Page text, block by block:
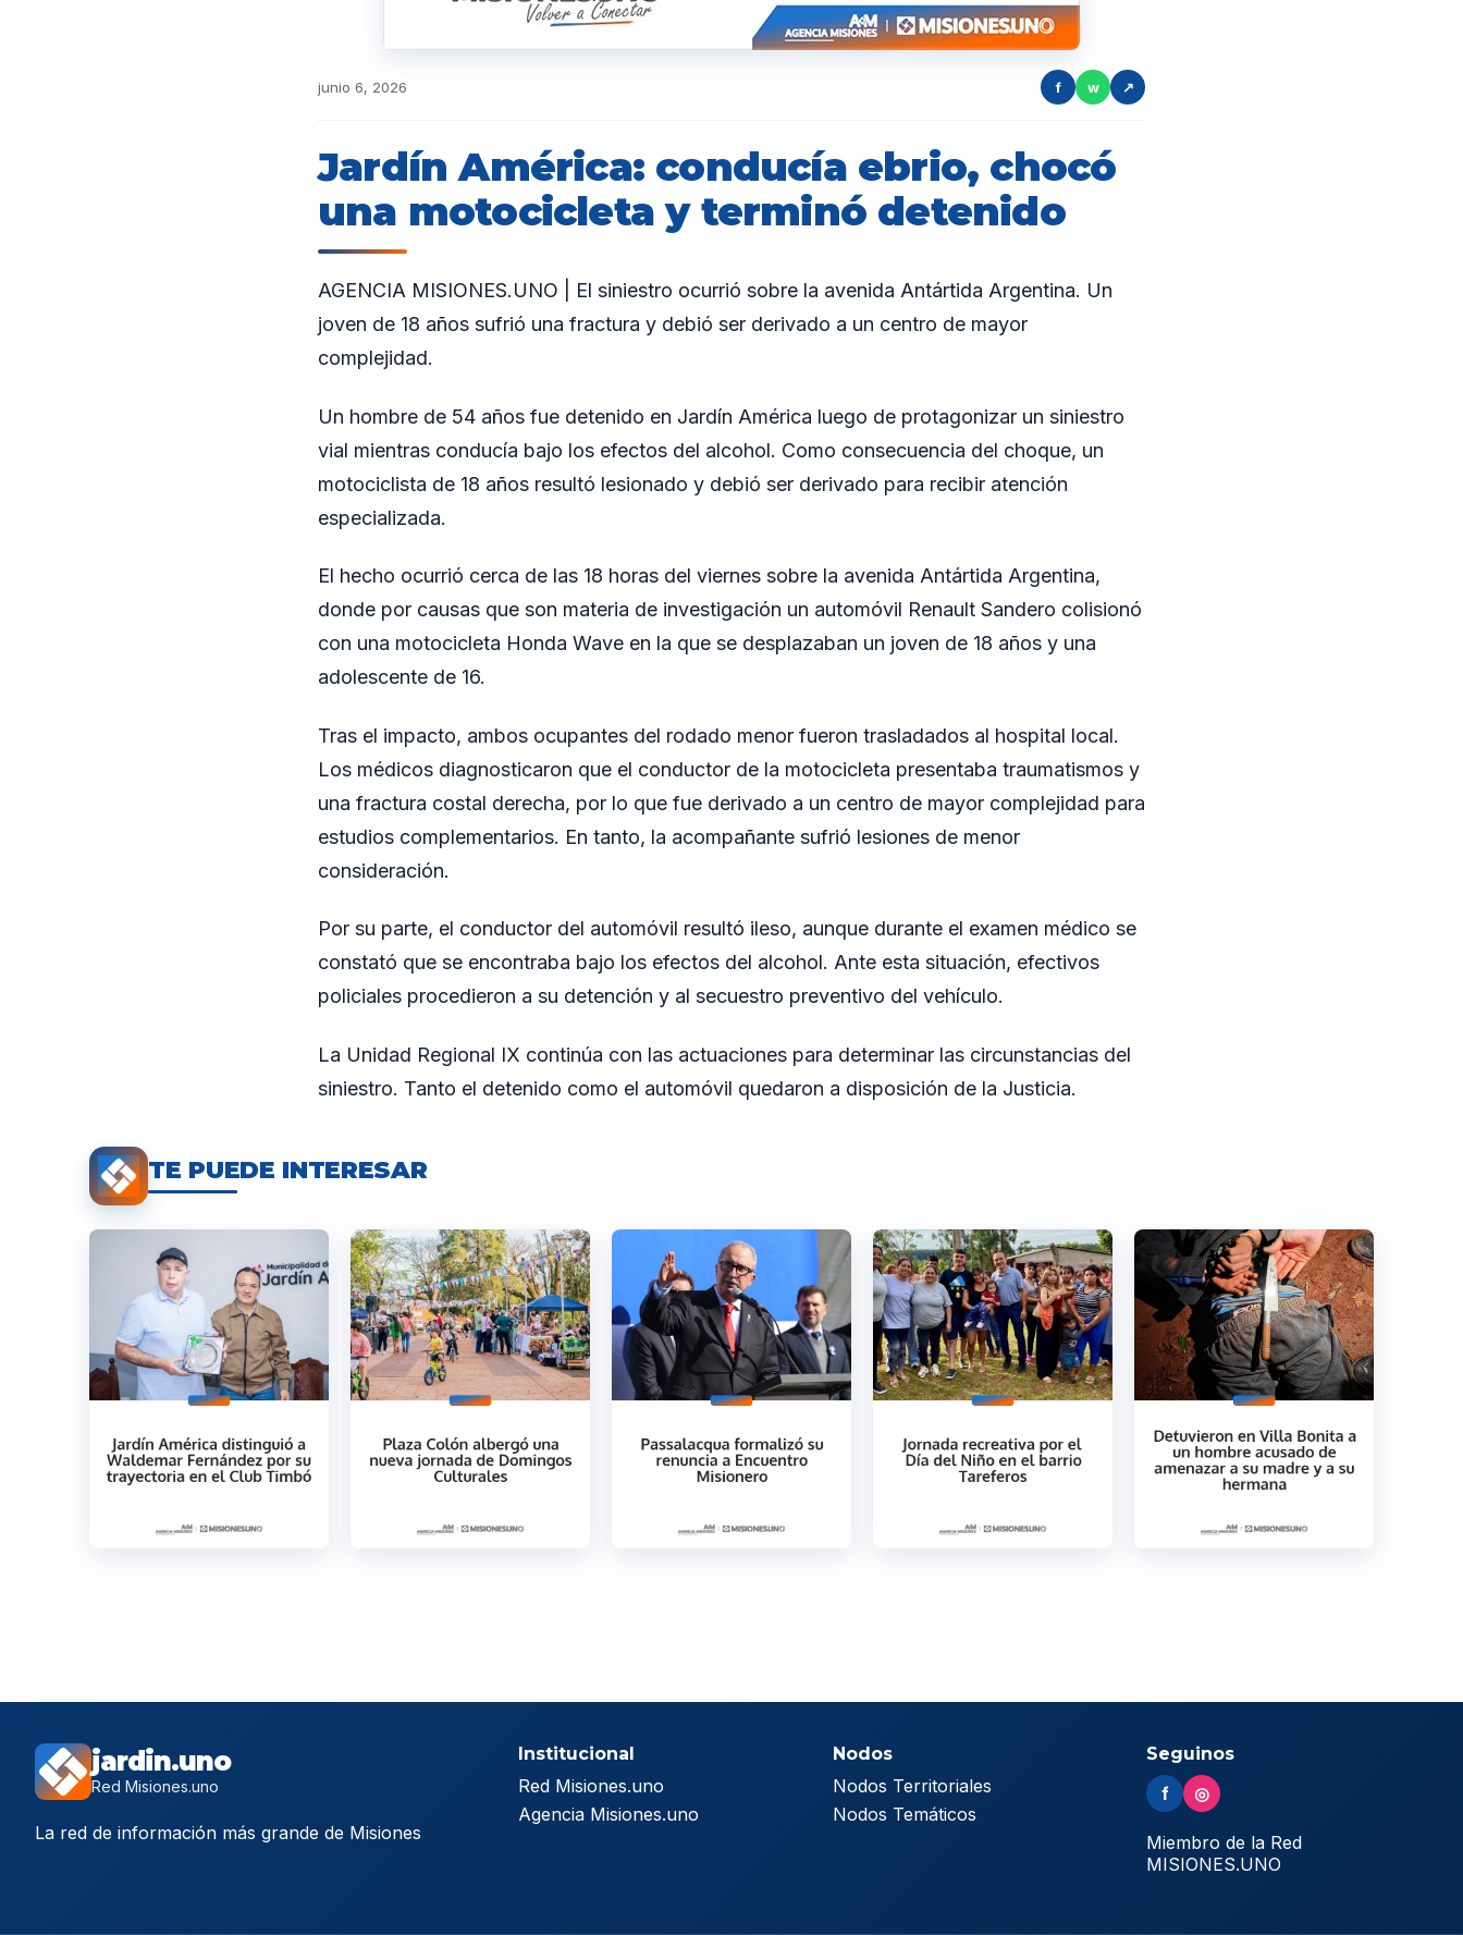
junio 6, 2026 f w ↗
Jardín América: conducía ebrio, chocó
una motocicleta y terminó detenido
AGENCIA MISIONES.UNO | El siniestro ocurrió sobre la avenida Antártida Argentina. Un
joven de 18 años sufrió una fractura y debió ser derivado a un centro de mayor
complejidad.
Un hombre de 54 años fue detenido en Jardín América luego de protagonizar un siniestro
vial mientras conducía bajo los efectos del alcohol. Como consecuencia del choque, un
motociclista de 18 años resultó lesionado y debió ser derivado para recibir atención
especializada.
El hecho ocurrió cerca de las 18 horas del viernes sobre la avenida Antártida Argentina,
donde por causas que son materia de investigación un automóvil Renault Sandero colisionó
con una motocicleta Honda Wave en la que se desplazaban un joven de 18 años y una
adolescente de 16.
Tras el impacto, ambos ocupantes del rodado menor fueron trasladados al hospital local.
Los médicos diagnosticaron que el conductor de la motocicleta presentaba traumatismos y
una fractura costal derecha, por lo que fue derivado a un centro de mayor complejidad para
estudios complementarios. En tanto, la acompañante sufrió lesiones de menor
consideración.
Por su parte, el conductor del automóvil resultó ileso, aunque durante el examen médico se
constató que se encontraba bajo los efectos del alcohol. Ante esta situación, efectivos
policiales procedieron a su detención y al secuestro preventivo del vehículo.
La Unidad Regional IX continúa con las actuaciones para determinar las circunstancias del
siniestro. Tanto el detenido como el automóvil quedaron a disposición de la Justicia.
TE PUEDE INTERESAR
jardin.uno
Red Misiones.uno
La red de información más grande de Misiones
Institucional
Red Misiones.uno
Agencia Misiones.uno
Nodos
Nodos Territoriales
Nodos Temáticos
Seguinos
f ◎
Miembro de la Red
MISIONES.UNO